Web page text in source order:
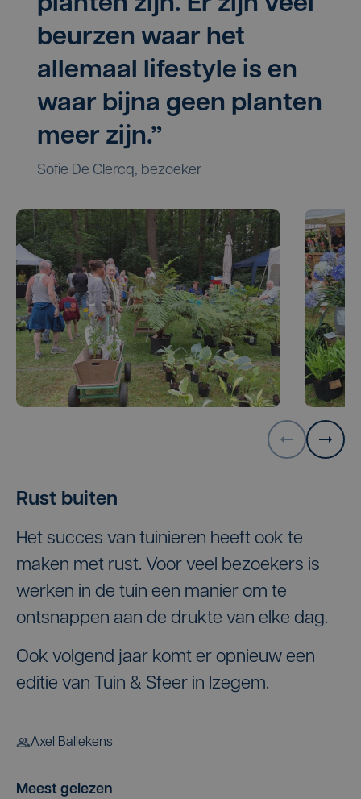
beurzen waar het
allemaal lifestyle is en
waar bijna geen planten
meer zijn.”
Sofie De Clercq, bezoeker
Rust buiten
Het succes van tuinieren heeft ook te
maken met rust. Voor veel bezoekers is
werken in de tuin een manier om te
ontsnappen aan de drukte van elke dag.
Ook volgend jaar komt er opnieuw een
editie van Tuin & Sfeer in Izegem.
Axel Ballekens
Meest gelezen